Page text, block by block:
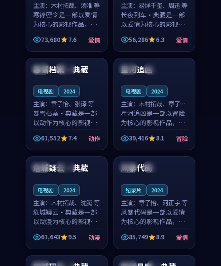
主演： 木村拓哉、汤唯 等
寒锋密令是一部以爱情
为核心的影视作品，围
绕危机、反转与人物成
长展开，整体节奏紧
凑，值得推荐观看。
73,680 7.6 爱情
主演： 易烊千玺、周迅 等
长夜列车·典藏是一部
以爱情为核心的影视作
品，围绕危机、反转与
人物成长展开，整体节
奏紧凑，值得推荐观
56,286 6.3 爱情
中国 完结
暴雪档案·典藏
电视剧 2024
主演： 章子怡、张译 等
暴雪档案·典藏是一部
以动作为核心的影视作
品，围绕危机、反转与
人物成长展开，整体节
奏紧凑，值得推荐观
看。
61,552 7.4 动作
法国 院线
星河追凶
电视剧 2024
主演： 木村拓哉、章子怡
等
星河追凶是一部以冒险
为核心的影视作品，围
绕危机、反转与人物成
长展开，整体节奏紧
凑，值得推荐观看。
39,416 8.1 冒险
中国 杜比
危城疑云·典藏
电视剧 2024
主演： 木村拓哉、沈腾 等
危城疑云·典藏是一部
以动漫为核心的影视作
品，围绕危机、反转与
人物成长展开，整体节
奏紧凑，值得推荐观
看。
61,643 9.5 动漫
法国 完结
风暴代码
纪录片 2024
主演： 章子怡、河正宇 等
风暴代码是一部以爱情
为核心的影视作品，围
绕危机、反转与人物成
长展开，整体节奏紧
凑，值得推荐观看。
85,749 8.9 爱情